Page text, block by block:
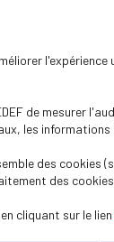
de mesurer
les
des
des
cliquant sur le lien